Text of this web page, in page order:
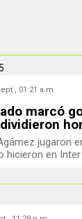
01:21 a.m.
marcó
jugaron
hicieron en Inter